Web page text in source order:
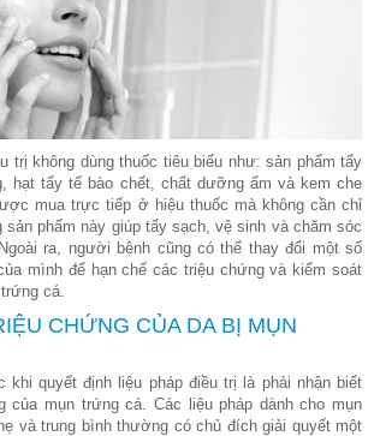
trị không dùng thuốc tiêu biểu như: sản phẩm tẩy
hạt tẩy tế bào chết, chất dưỡng ẩm và kem che
mua trực tiếp ở hiệu thuốc mà không cần chỉ
phẩm này giúp tẩy sạch, vệ sinh và chăm sóc
ra, người bệnh cũng có thể thay đổi một số
mình để hạn chế các triệu chứng và kiểm soát
cá.
CHỨNG CỦA DA BỊ MỤN
khi quyết định liệu pháp điều trị là phải nhận biết
của mụn trứng cá. Các liệu pháp dành cho mụn
và trung bình thường có chủ đích giải quyết một